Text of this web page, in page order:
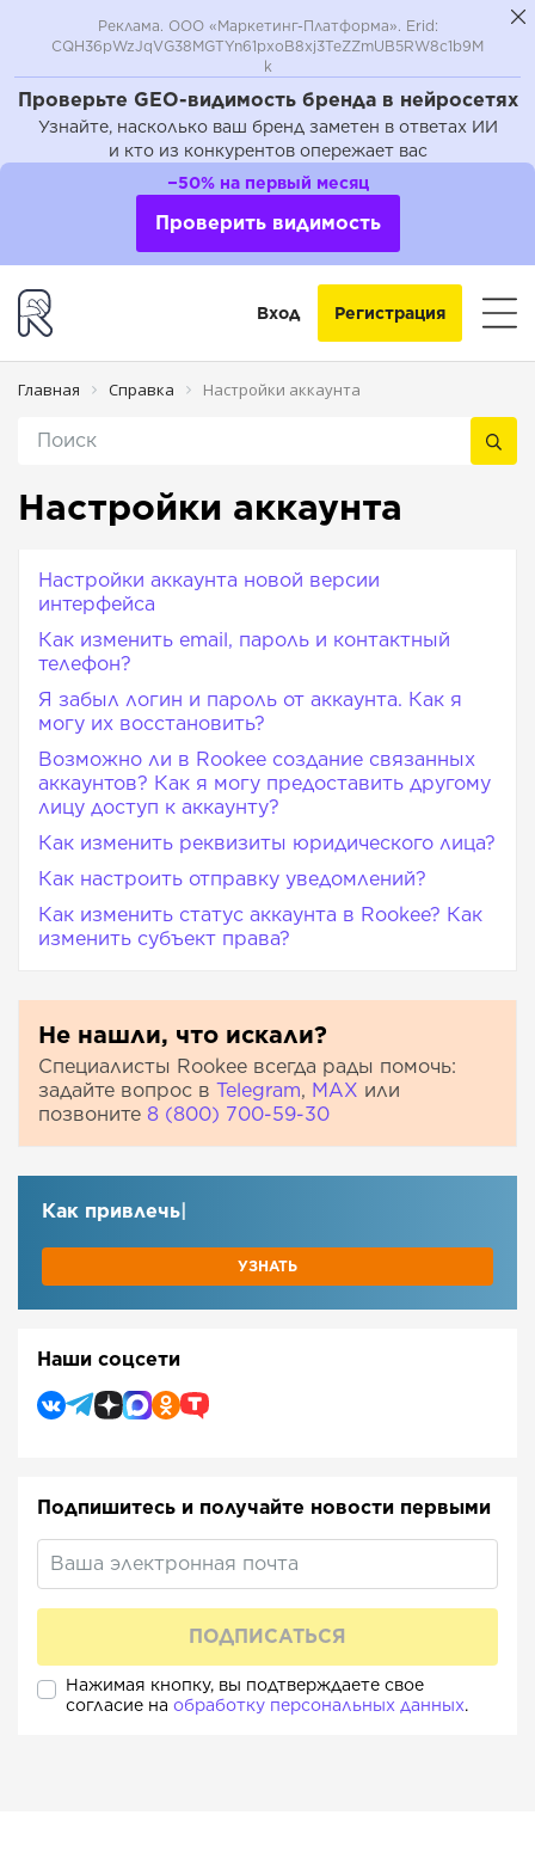
Проверьте GEO-видимость бренда в нейросетях
Узнайте, насколько ваш бренд заметен в ответах ИИ
и кто из конкурентов опережает вас
Реклама. ООО «Маркетинг-Платформа». Erid:
CQH36pWzJqVG38MGTYn61pxoB8xj3TeZZmUB5RW8c1b9M
k
−50% на первый месяц
Проверить видимость
Вход Регистрация
Главная Справка Настройки аккаунта
Настройки аккаунта
Настройки аккаунта новой версии
интерфейса
Как изменить email, пароль и контактный
телефон?
Я забыл логин и пароль от аккаунта. Как я
могу их восстановить?
Возможно ли в Rookee создание связанных
аккаунтов? Как я могу предоставить другому
лицу доступ к аккаунту?
Как изменить реквизиты юридического лица?
Как настроить отправку уведомлений?
Как изменить статус аккаунта в Rookee? Как
изменить субъект права?
Не нашли, что искали?
Специалисты Rookee всегда рады помочь:
задайте вопрос в Telegram, МАХ или
позвоните 8 (800) 700-59-30
Как привлечь клие
УЗНАТЬ
Наши соцсети
Подпишитесь и получайте новости первыми
Нажимая кнопку, вы подтверждаете свое
согласие на обработку персональных данных.